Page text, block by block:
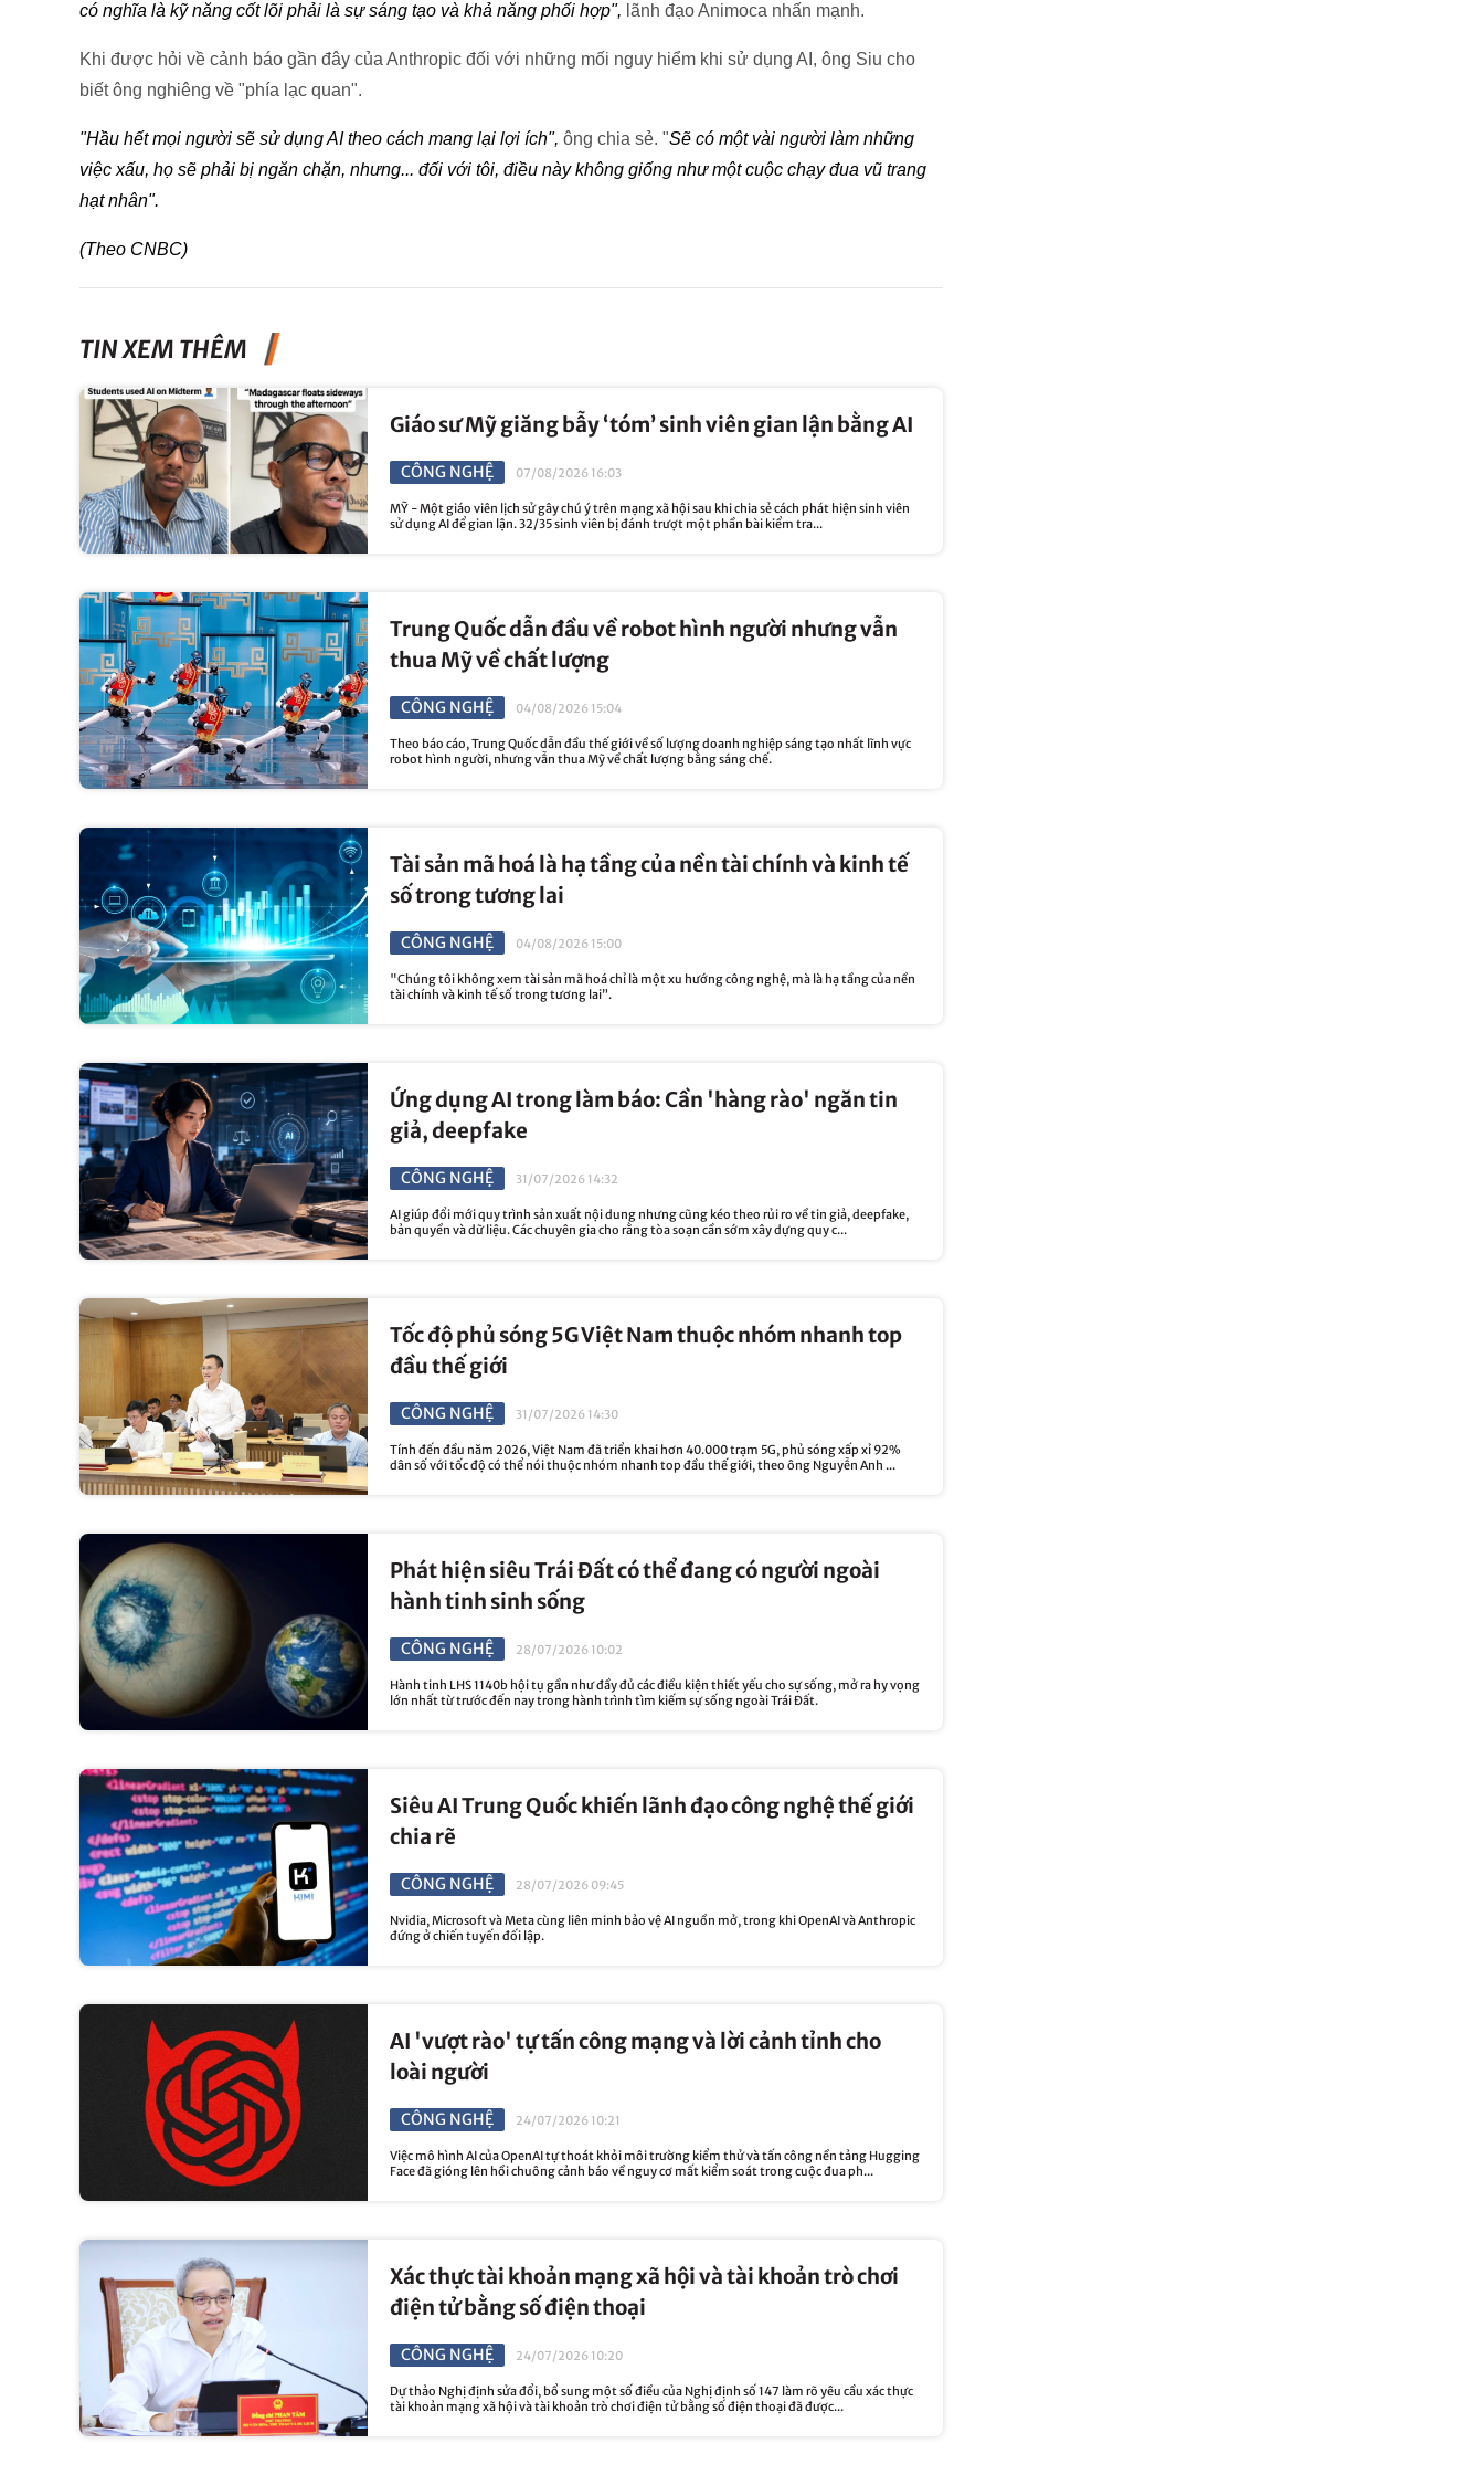
có nghĩa là kỹ năng cốt lõi phải là sự sáng tạo và khả năng phối hợp", lãnh đạo Animoca nhấn mạnh.
Khi được hỏi về cảnh báo gần đây của Anthropic đối với những mối nguy hiểm khi sử dụng AI, ông Siu cho
biết ông nghiêng về "phía lạc quan".
"Hầu hết mọi người sẽ sử dụng AI theo cách mang lại lợi ích", ông chia sẻ. "Sẽ có một vài người làm những
việc xấu, họ sẽ phải bị ngăn chặn, nhưng... đối với tôi, điều này không giống như một cuộc chạy đua vũ trang
hạt nhân".
(Theo CNBC)
TIN XEM THÊM
Giáo sư Mỹ giăng bẫy ‘tóm’ sinh viên gian lận bằng AI
CÔNG NGHỆ 07/08/2026 16:03
MỸ - Một giáo viên lịch sử gây chú ý trên mạng xã hội sau khi chia sẻ cách phát hiện sinh viên
sử dụng AI để gian lận. 32/35 sinh viên bị đánh trượt một phần bài kiểm tra...
Trung Quốc dẫn đầu về robot hình người nhưng vẫn
thua Mỹ về chất lượng
CÔNG NGHỆ 04/08/2026 15:04
Theo báo cáo, Trung Quốc dẫn đầu thế giới về số lượng doanh nghiệp sáng tạo nhất lĩnh vực
robot hình người, nhưng vẫn thua Mỹ về chất lượng bằng sáng chế.
Tài sản mã hoá là hạ tầng của nền tài chính và kinh tế
số trong tương lai
CÔNG NGHỆ 04/08/2026 15:00
"Chúng tôi không xem tài sản mã hoá chỉ là một xu hướng công nghệ, mà là hạ tầng của nền
tài chính và kinh tế số trong tương lai”.
Ứng dụng AI trong làm báo: Cần 'hàng rào' ngăn tin
giả, deepfake
CÔNG NGHỆ 31/07/2026 14:32
AI giúp đổi mới quy trình sản xuất nội dung nhưng cũng kéo theo rủi ro về tin giả, deepfake,
bản quyền và dữ liệu. Các chuyên gia cho rằng tòa soạn cần sớm xây dựng quy c...
Tốc độ phủ sóng 5G Việt Nam thuộc nhóm nhanh top
đầu thế giới
CÔNG NGHỆ 31/07/2026 14:30
Tính đến đầu năm 2026, Việt Nam đã triển khai hơn 40.000 trạm 5G, phủ sóng xấp xỉ 92%
dân số với tốc độ có thể nói thuộc nhóm nhanh top đầu thế giới, theo ông Nguyễn Anh ...
Phát hiện siêu Trái Đất có thể đang có người ngoài
hành tinh sinh sống
CÔNG NGHỆ 28/07/2026 10:02
Hành tinh LHS 1140b hội tụ gần như đầy đủ các điều kiện thiết yếu cho sự sống, mở ra hy vọng
lớn nhất từ trước đến nay trong hành trình tìm kiếm sự sống ngoài Trái Đất.
Siêu AI Trung Quốc khiến lãnh đạo công nghệ thế giới
chia rẽ
CÔNG NGHỆ 28/07/2026 09:45
Nvidia, Microsoft và Meta cùng liên minh bảo vệ AI nguồn mở, trong khi OpenAI và Anthropic
đứng ở chiến tuyến đối lập.
AI 'vượt rào' tự tấn công mạng và lời cảnh tỉnh cho
loài người
CÔNG NGHỆ 24/07/2026 10:21
Việc mô hình AI của OpenAI tự thoát khỏi môi trường kiểm thử và tấn công nền tảng Hugging
Face đã gióng lên hồi chuông cảnh báo về nguy cơ mất kiểm soát trong cuộc đua ph...
Xác thực tài khoản mạng xã hội và tài khoản trò chơi
điện tử bằng số điện thoại
CÔNG NGHỆ 24/07/2026 10:20
Dự thảo Nghị định sửa đổi, bổ sung một số điều của Nghị định số 147 làm rõ yêu cầu xác thực
tài khoản mạng xã hội và tài khoản trò chơi điện tử bằng số điện thoại đã được...